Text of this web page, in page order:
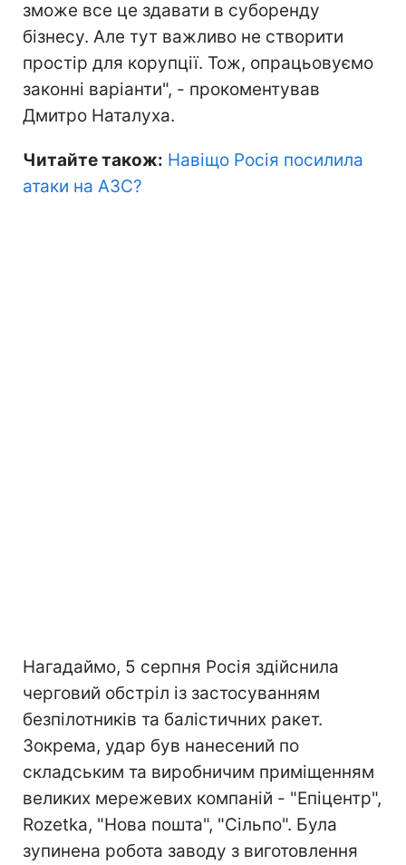
зможе все це здавати в суборенду
бізнесу. Але тут важливо не створити
простір для корупції. Тож, опрацьовуємо
законні варіанти", - прокоментував
Дмитро Наталуха.
Читайте також: Навіщо Росія посилила
атаки на АЗС?
Нагадаймо, 5 серпня Росія здійснила
черговий обстріл із застосуванням
безпілотників та балістичних ракет.
Зокрема, удар був нанесений по
складським та виробничим приміщенням
великих мережевих компаній - "Епіцентр",
Rozetka, "Нова пошта", "Сільпо". Була
зупинена робота заводу з виготовлення